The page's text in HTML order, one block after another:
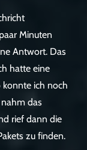
Minuten
Antwort. Das
hatte eine
konnte ich noch
das
rief dann die
zu finden.